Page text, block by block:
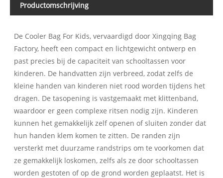
Productomschrijving
De Cooler Bag For Kids, vervaardigd door Xingqing Bag
Factory, heeft een compact en lichtgewicht ontwerp en
past precies bij de capaciteit van schooltassen voor
kinderen. De handvatten zijn verbreed, zodat zelfs de
kleine handen van kinderen niet rood worden tijdens het
dragen. De tasopening is vastgemaakt met klittenband,
waardoor er geen complexe ritsen nodig zijn. Kinderen
kunnen het gemakkelijk zelf openen of sluiten zonder dat
hun handen klem komen te zitten. De randen zijn
versterkt met duurzame randstrips om te voorkomen dat
ze gemakkelijk loskomen, zelfs als ze door schooltassen
worden gestoten of op de grond worden geplaatst. Het is